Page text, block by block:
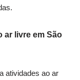
ar livre em São
atividades ao ar